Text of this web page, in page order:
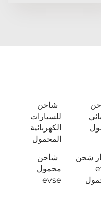
شاحن
للسيارات
الكهربائية
المحمول
شحن
شاحن
محمول
evse